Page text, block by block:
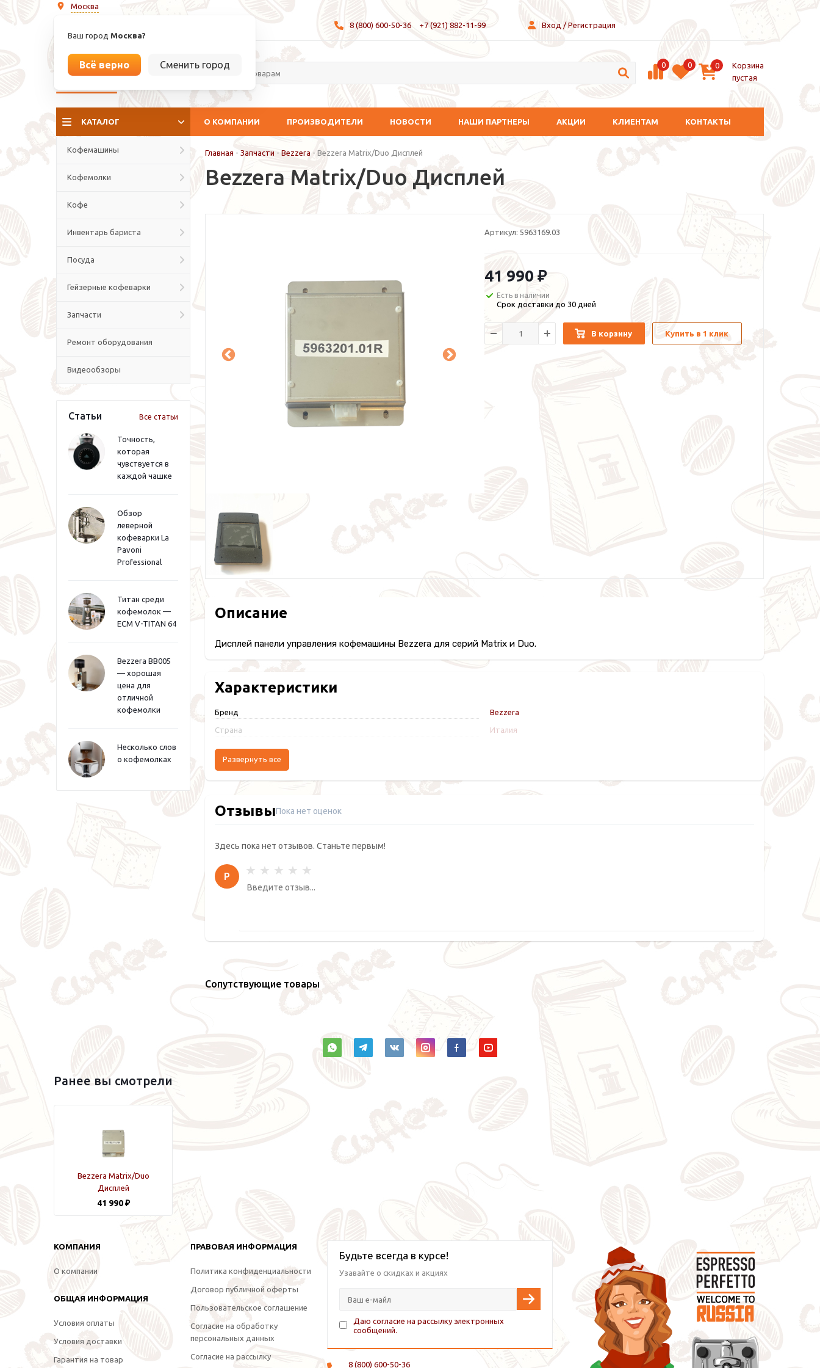
Москва
Ваш город Москва?
Всё верно Сменить город
8 (800) 600-50-36 +7 (921) 882-11-99 Вход / Регистрация
La culture del caffé 0 0 0
Корзина
пустая
КАТАЛОГ О КОМПАНИИ ПРОИЗВОДИТЕЛИ НОВОСТИ НАШИ ПАРТНЕРЫ АКЦИИ КЛИЕНТАМ КОНТАКТЫ
Кофемашины
Кофемолки
Кофе
Инвентарь бариста
Посуда
Гейзерные кофеварки
Запчасти
Ремонт оборудования
Видеообзоры
Статьи Все статьи
Точность,
которая
чувствуется в
каждой чашке
Обзор
леверной
кофеварки La
Pavoni
Professional
Титан среди
кофемолок —
ECM V-TITAN 64
Bezzera BB005
— хорошая
цена для
отличной
кофемолки
Несколько слов
о кофемолках
Главная - Запчасти - Bezzera - Bezzera Matrix/Duo Дисплей
Bezzera Matrix/Duo Дисплей
Артикул: 5963169.03
41 990 ₽
Есть в наличии
Срок доставки до 30 дней
В корзину Купить в 1 клик
Описание
Дисплей панели управления кофемашины Bezzera для серий Matrix и Duo.
Характеристики
Бренд Bezzera
Страна Италия
Развернуть все
ОтзывыПока нет оценок
Здесь пока нет отзывов. Станьте первым!
Р
Сопутствующие товары
Ранее вы смотрели
Bezzera Matrix/Duo
Дисплей
41 990 ₽
КОМПАНИЯ
О компании
ОБЩАЯ ИНФОРМАЦИЯ
Условия оплаты
Условия доставки
Гарантия на товар
ПРАВОВАЯ ИНФОРМАЦИЯ
Политика конфиденциальности
Договор публичной оферты
Пользовательское соглашение
Согласие на обработку
персональных данных
Согласие на рассылку
Будьте всегда в курсе!
Узавайте о скидках и акциях
Даю согласие на рассылку электронных
сообщений.
8 (800) 600-50-36